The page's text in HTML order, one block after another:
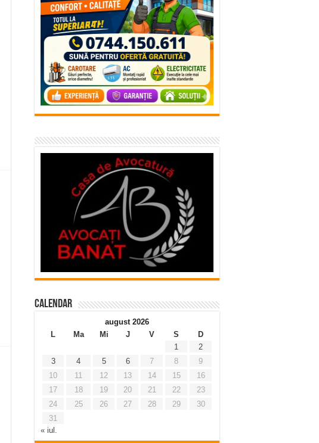
Calendar
august 2026
L
Ma Mi J V S
D
1
2
3
4 5 6 7 8
9
10
11 12 13 14 15
16
17
18 19 20 21 22
23
24
25 26 27 28 29
30
31
« iul.